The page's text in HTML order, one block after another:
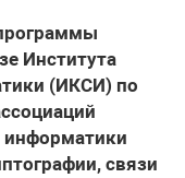
Института
(ИКСИ) по
информатики
связи